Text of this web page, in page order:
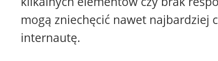
mogą zniechęcić nawet najbardziej
internautę.